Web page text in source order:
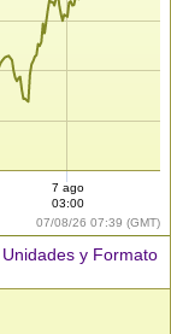
07/08/26 07:39 (GMT)
7 ago
03:00
Unidades y Formato